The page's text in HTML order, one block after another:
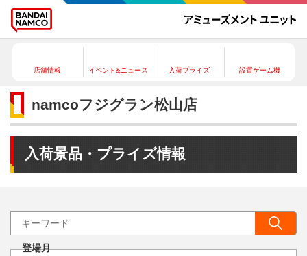
店舗情報 イベント&ニュース 入荷プライズ 設置ゲーム機
namcoフジグラン松山店
入荷景品・プライズ情報
登場月